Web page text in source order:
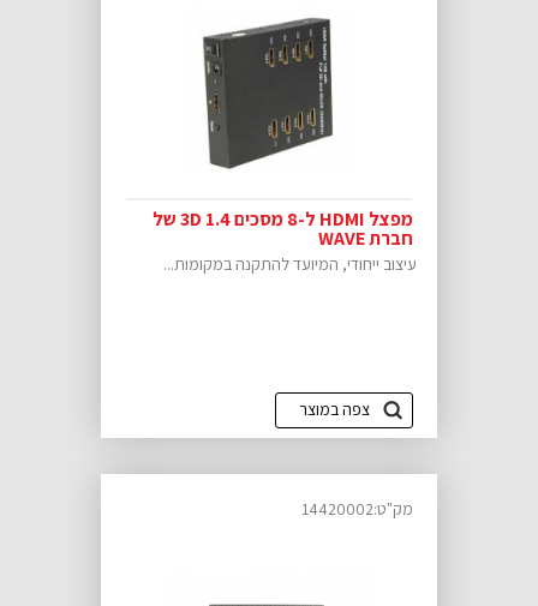
מפצל HDMI ל-8 מסכים 3D 1.4 של
חברת WAVE
עיצוב ייחודי, המיועד להתקנה במקומות...
צפה במוצר
מק"ט:14420002